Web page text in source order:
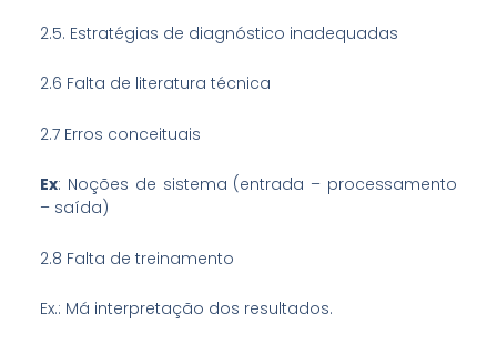
2.5. Estratégias de diagnóstico inadequadas
2.6 Falta de literatura técnica
2.7 Erros conceituais
Ex: Noções de sistema (entrada – processamento
– saída)
2.8 Falta de treinamento
Ex.: Má interpretação dos resultados.